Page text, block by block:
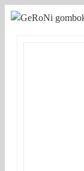
Kihagyás